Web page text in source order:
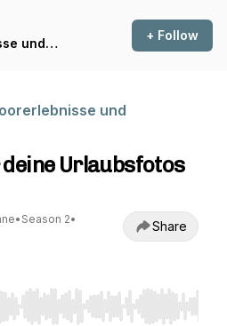
und
+ Follow
und
Urlaubsfotos
• Season 2•
Share
to seek, Home/End to jump to